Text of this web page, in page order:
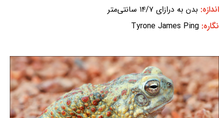
اندازه: بدن به درازای ۱۴/۷ سانتی‌متر
نگاره: Tyrone James Ping